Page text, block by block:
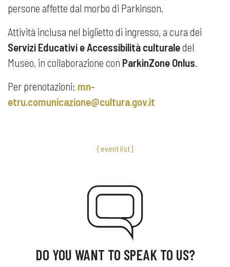
persone affette dal morbo di Parkinson.
Attività inclusa nel biglietto di ingresso, a cura dei
Servizi Educativi e Accessibilità culturaledel
Museo, in collaborazione con ParkinZone Onlus.
Per prenotazioni: mn-
etru.comunicazione@cultura.gov.it
{ event list }
DO YOU WANT TO SPEAK TO US?